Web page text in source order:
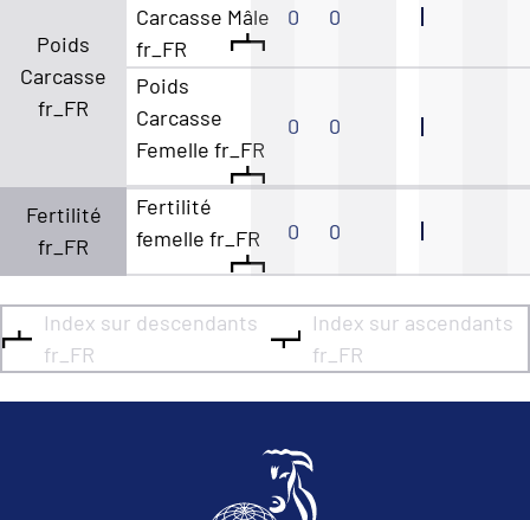
Poids
Carcasse
fr_FR
Carcasse Mâle
fr_FR
0 0
Poids
Carcasse
Femelle fr_FR
0 0
Fertilité
fr_FR
Fertilité
femelle fr_FR
0 0
Index sur descendants
fr_FR
Index sur ascendants
fr_FR